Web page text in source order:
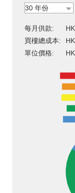
每月供款:
買樓總成本:
單位價格: